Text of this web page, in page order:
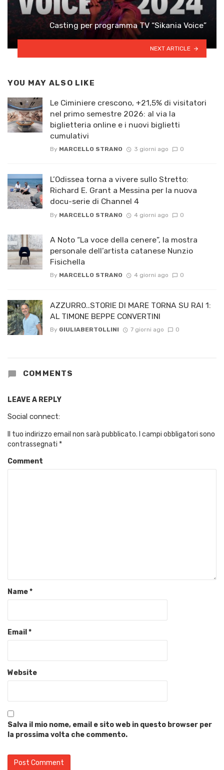
Casting per programma TV “Sikania Voice”
NEXT ARTICLE
YOU MAY ALSO LIKE
Le Ciminiere crescono, +21,5% di visitatori
nel primo semestre 2026: al via la
biglietteria online e i nuovi biglietti
cumulativi
By MARCELLO STRANO 3 giorni ago 0
L’Odissea torna a vivere sullo Stretto:
Richard E. Grant a Messina per la nuova
docu-serie di Channel 4
By MARCELLO STRANO 4 giorni ago 0
A Noto “La voce della cenere”, la mostra
personale dell’artista catanese Nunzio
Fisichella
By MARCELLO STRANO 4 giorni ago 0
AZZURRO..STORIE DI MARE TORNA SU RAI 1:
AL TIMONE BEPPE CONVERTINI
By GIULIABERTOLLINI 7 giorni ago 0
COMMENTS
LEAVE A REPLY
Social connect:
Il tuo indirizzo email non sarà pubblicato. I campi obbligatori sono
contrassegnati *
Comment
Name*
Email *
Website
Salva il mio nome, email e sito web in questo browser per
la prossima volta che commento.